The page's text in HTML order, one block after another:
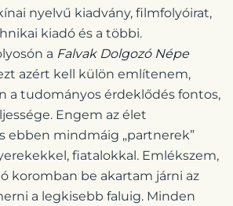
nyelvű kiadvány, filmfolyóirat,
kiadó és a többi.
a Falvak Dolgozó Népe
azért kell külön említenem,
a tudományos érdeklődés fontos,
Engem az élet
ebben mindmáig „partnerek”
fiatalokkal. Emlékszem,
koromban be akartam járni az
a legkisebb faluig. Minden